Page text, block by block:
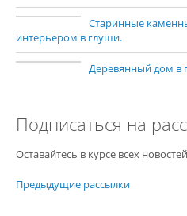
Старинные
интерьером в глуши.
Деревянный дом в
Подписаться на
Оставайтесь в курсе всех
Предыдущие рассылки